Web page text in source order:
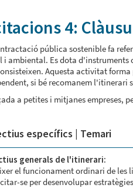
4:
pública sostenible fa
i ambiental. Es dota d'instruments
Aquesta activitat
si bé recomanem l'itinerari
a petites i mitjanes empreses,
específics | Temari
generals de l'itinerari:
el funcionament ordinari de les
se per desenvolupar